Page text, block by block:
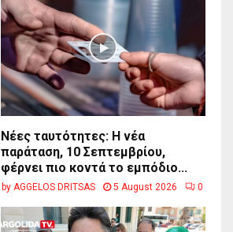
Νέες ταυτότητες: Η νέα
παράταση, 10 Σεπτεμβρίου,
φέρνει πιο κοντά το εμπόδιο...
by AGGELOS DRITSAS 5 August 2026 0